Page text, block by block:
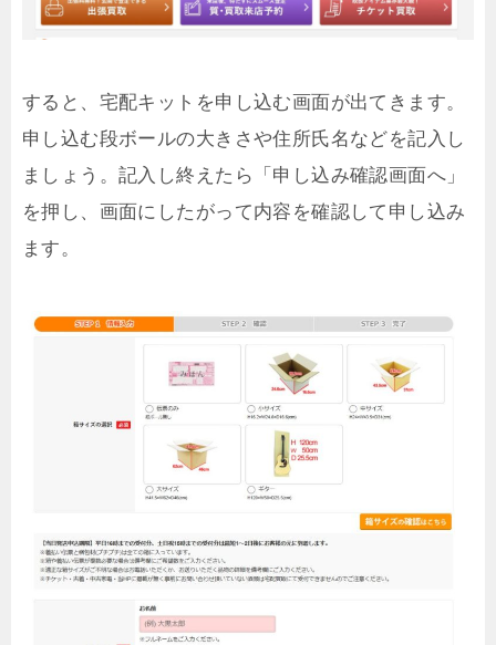
すると、宅配キットを申し込む画面が出てきます。
申し込む段ボールの大きさや住所氏名などを記入し
ましょう。記入し終えたら「申し込み確認画面へ」
を押し、画面にしたがって内容を確認して申し込み
ます。